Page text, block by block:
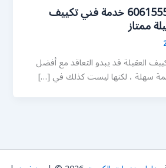
تكييف العقيلة 60615556 خدمة فني تكييف
ممتاز
العقيلة قد يبدو التعاقد مع أفضل
سهلة ، لكنها ليست كذلك في […]